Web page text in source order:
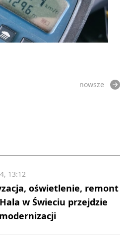
nowsze
oświetlenie, remont
w Świeciu przejdzie
13:12